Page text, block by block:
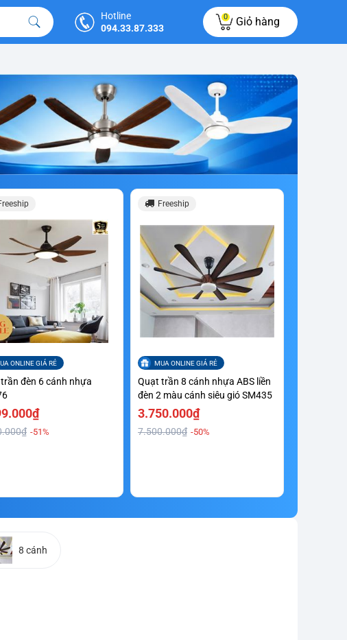
Hotline
094.33.87.333
0 Giỏ hàng
ONLINE GIÁ RẺ
đèn 6 cánh nhựa
-51%
Freeship
MUA ONLINE GIÁ RẺ
Quạt trần 8 cánh nhựa ABS liền
đèn 2 màu cánh siêu gió SM435
3.750.000₫
7.500.000₫ -50%
8 cánh